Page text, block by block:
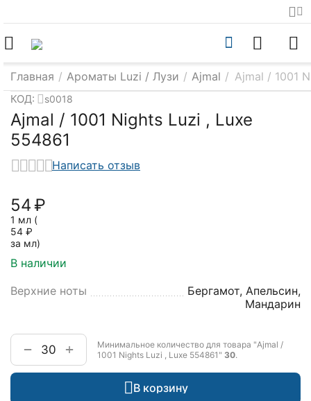
Главная / Ароматы Luzi / Лузи / Ajmal / Ajmal / 1001
КОД: s0018
Ajmal / 1001 Nights Luzi , Luxe
554861
Написать отзыв
‍54‍₽
1 мл (
54 ₽
за мл)
В наличии
Верхние ноты
Бергамот, Апельсин,
Мандарин
+
−
Минимальное количество для товара "Ajmal /
1001 Nights Luzi , Luxe 554861" 30.
В корзину